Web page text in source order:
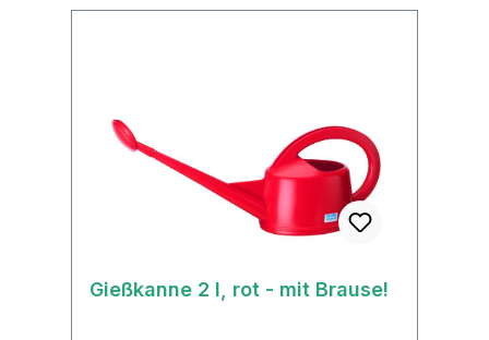
Gießkanne 2 l, rot - mit Brause!